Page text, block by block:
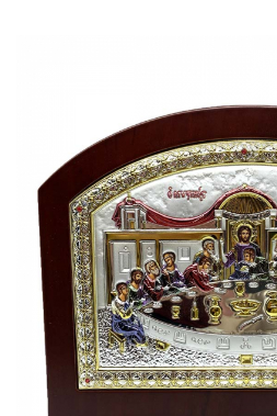
Cele mai noi
Cele mai vandute
Cele mai votate
Cu video
Pret
0 Lei - 100 Lei
100 Lei - 200 Lei
200 Lei - 300 Lei
300 Lei - 500 Lei
500 Lei - 1000 Lei